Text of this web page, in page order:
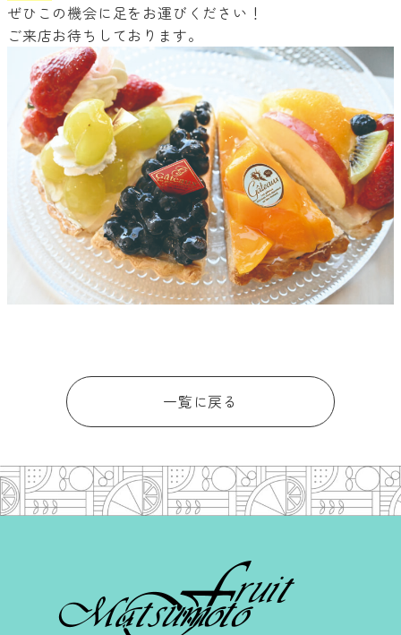
ぜひこの機会に足をお運びください！
ご来店お待ちしております。
一覧に戻る